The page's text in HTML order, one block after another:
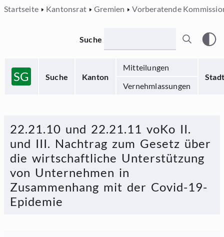
Startseite Kantonsrat Gremien Vorberatende
SG Suche Kanton
Mitteilungen
Stadt
Vernehmlassungen
Suche
22.21.10 und 22.21.11 voKo II.
und III. Nachtrag zum Gesetz über
die wirtschaftliche Unterstützung
von Unternehmen in
Zusammenhang mit der Covid-19-
Epidemie